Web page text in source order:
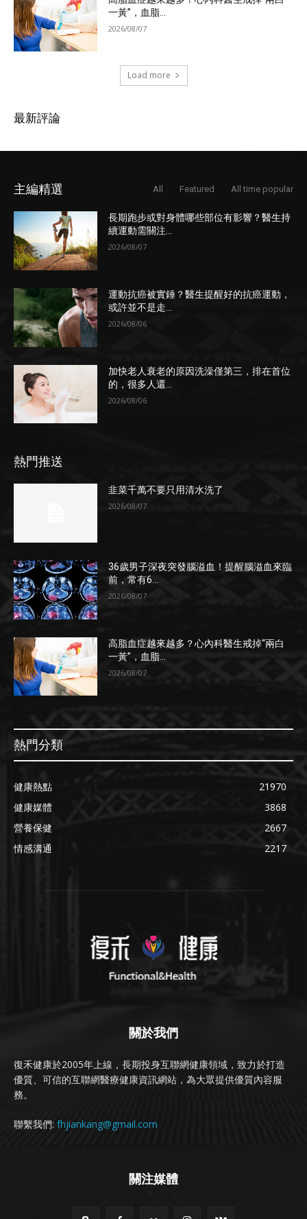
一黃”，血脂...
2026/08/07
Load more
最新評論
主編精選 All Featured All time popular
長期跑步或對身體哪些部位有影響？醫生持
續運動需關注...
2026/08/07
運動抗癌被實錘？醫生提醒好的抗癌運動，
或許並不是走...
2026/08/06
加快老人衰老的原因洗澡僅第三，排在首位
的，很多人還...
2026/08/06
熱門推送
韭菜千萬不要只用清水洗了
2026/08/07
36歲男子深夜突發腦溢血！提醒腦溢血來臨
前，常有6...
2026/08/07
高脂血症越來越多？心內科醫生戒掉“兩白
一黃”，血脂...
2026/08/07
熱門分類
健康熱點
21970
健康媒體
3868
營養保健
2667
情感溝通
2217
關於我們
復禾健康於2005年上線，長期投身互聯網健康領域，致力於打造
優質、可信的互聯網醫療健康資訊網站，為大眾提供優質內容服
務。
聯繫我們: fhjiankang@gmail.com
關注媒體